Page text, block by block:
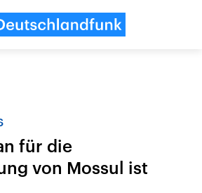
für die
von Mossul ist